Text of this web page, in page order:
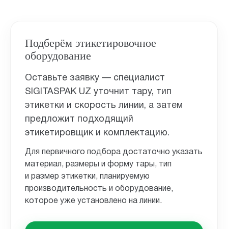
Подберём этикетировочное
оборудование
Оставьте заявку — специалист
SIGITASPAK UZ уточнит тару, тип
этикетки и скорость линии, а затем
предложит подходящий
этикетировщик и комплектацию.
Для первичного подбора достаточно указать
материал, размеры и форму тары, тип
и размер этикетки, планируемую
производительность и оборудование,
которое уже установлено на линии.